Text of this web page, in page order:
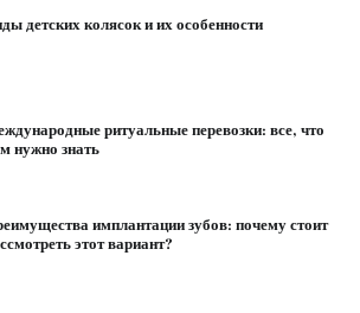
детских колясок и их особенности
ритуальные перевозки: все, что
нужно знать
имплантации зубов: почему стоит
этот вариант?